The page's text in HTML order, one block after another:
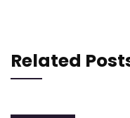
Related